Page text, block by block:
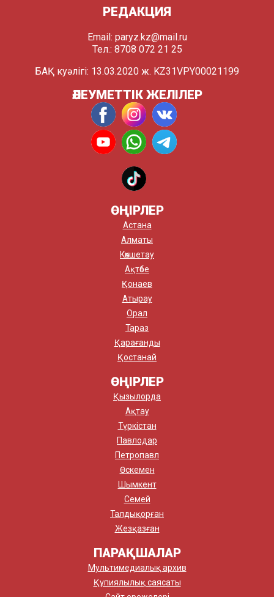
РЕДАКЦИЯ
Email: paryz.kz@mail.ru
Тел.: 8708 072 21 25
БАҚ куәлігі: 13.03.2020 ж. KZ31VPY00021199
ӘЛЕУМЕТТІК ЖЕЛІЛЕР
ӨҢІРЛЕР
Астана
Алматы
Көкшетау
Ақтөбе
Қонаев
Атырау
Орал
Тараз
Қарағанды
Қостанай
ӨҢІРЛЕР
Қызылорда
Ақтау
Түркістан
Павлодар
Петропавл
Өскемен
Шымкент
Семей
Талдықорған
Жезқазған
ПАРАҚШАЛАР
Мультимедиалық архив
Құпиялылық саясаты